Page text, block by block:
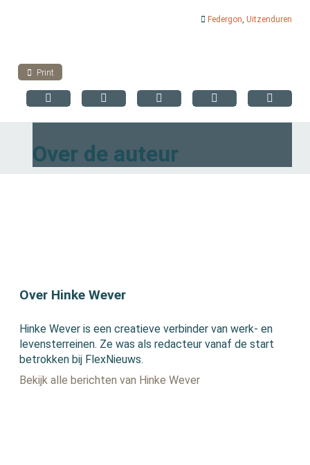
Federgon, Uitzenduren
Print
Over de auteur
Over Hinke Wever
Hinke Wever is een creatieve verbinder van werk- en
levensterreinen. Ze was als redacteur vanaf de start
betrokken bij FlexNieuws.
Bekijk alle berichten van Hinke Wever